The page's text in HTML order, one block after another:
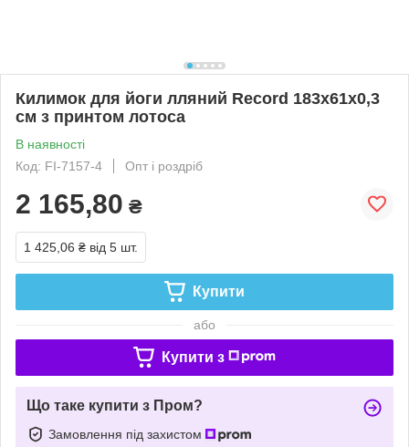
Килимок для йоги лляний Record 183x61x0,3
см з принтом лотоса
В наявності
Код: FI-7157-4
Опт і роздріб
2 165,80 ₴
1 425,06 ₴ від 5 шт.
Купити
або
Купити з
Що таке купити з Пром?
Замовлення під захистом